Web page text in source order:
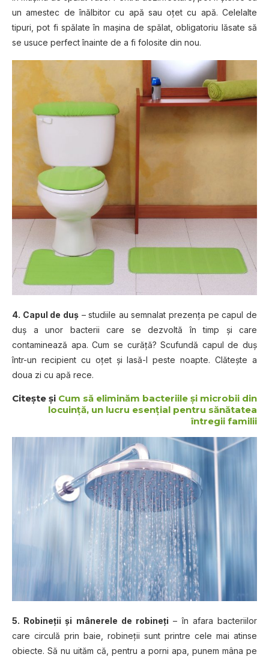
un amestec de înălbitor cu apă sau oţet cu apă. Celelalte
tipuri, pot fi spălate în maşina de spălat, obligatoriu lăsate să
se usuce perfect înainte de a fi folosite din nou.
4. Capul de duş– studiile au semnalat prezenţa pe capul de
duş a unor bacterii care se dezvoltă în timp şi care
contaminează apa. Cum se curăţă? Scufundă capul de duş
într-un recipient cu oţet şi lasă-l peste noapte. Clăteşte a
doua zi cu apă rece.
Citeşte şi Cum să eliminăm bacteriile şi microbii din
locuinţă, un lucru esenţial pentru sănătatea
întregii familii
5. Robineţii şi mânerele de robineţi – în afara bacteriilor
care circulă prin baie, robineţii sunt printre cele mai atinse
obiecte. Să nu uităm că, pentru a porni apa, punem mâna pe